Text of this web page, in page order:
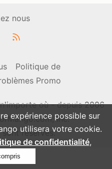
expérience possible sur
utilisera votre cookie.
de confidentialité,
nous
Politique de
Promo
où - depuis 2006
Inc.
réservés.